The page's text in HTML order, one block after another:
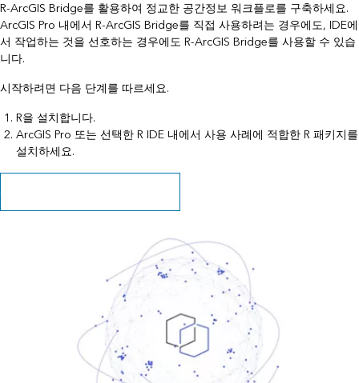
R-ArcGIS Bridge를 활용하여 정교한 공간정보 워크플로를 구축하세요.
ArcGIS Pro 내에서 R-ArcGIS Bridge를 직접 사용하려는 경우에도, IDE에
서 작업하는 것을 선호하는 경우에도 R-ArcGIS Bridge를 사용할 수 있습
니다.
시작하려면 다음 단계를 따르세요.
R을 설치합니다.
ArcGIS Pro 또는 선택한 R IDE 내에서 사용 사례에 적합한 R 패키지를
설치하세요.
시작하는 방법을 자세히 알아보세요.